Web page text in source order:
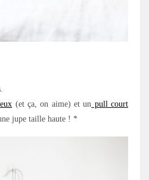
(et ça, on aime) et un pull court
jupe taille haute ! *